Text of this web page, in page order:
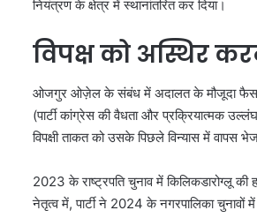
नियंत्रण के क्षेत्र में स्थानांतरित कर दिया।
विपक्ष को अस्थिर
ओजगुर ओज़ेल के संबंध में अदालत के मौजूदा फैसले
(पार्टी कांग्रेस की वैधता और प्रक्रियात्मक
विपक्षी ताकत को उसके पिछले विन्यास में वापस
2023 के राष्ट्रपति चुनाव में किलिकडारोग्लू
नेतृत्व में, पार्टी ने 2024 के नगरपालिका